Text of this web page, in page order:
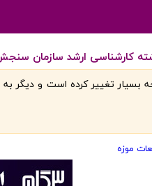
کارشناسی ارشد سازمان
بسيار تغيير کرده است و ديگر
موزه